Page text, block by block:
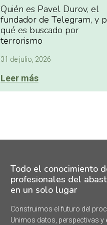
Quién es Pavel Durov, el
fundador de Telegram, y
qué es buscado por
terrorismo
31 de julio, 2026
Leer más
Todo el conocimiento
profesionales del
en un solo lugar
Construimos el futuro del
Unimos datos, perspectivas y